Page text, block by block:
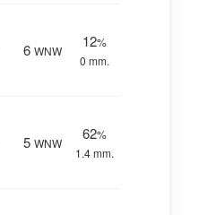
6 WNW
12%
0 mm.
5 WNW
62%
1.4 mm.